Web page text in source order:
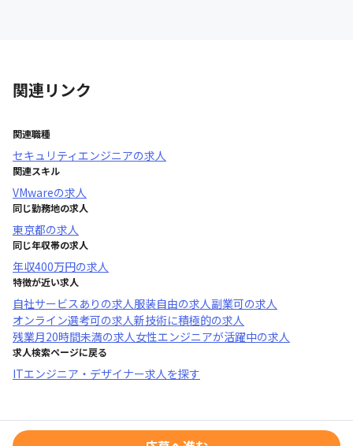
関連リンク
関連職種
セキュリティエンジニアの求人
関連スキル
VMwareの求人
同じ勤務地の求人
東京都の求人
同じ年収帯の求人
年収400万円の求人
特徴が近い求人
自社サービスあり の求人服装自由の求人副業可の求人
オンライン選考可の求人新技術に積極的の求人
残業月20時間未満の求人女性エンジニアが活躍中の求人
求人検索ページに戻る
ITエンジニア・デザイナー求人を探す